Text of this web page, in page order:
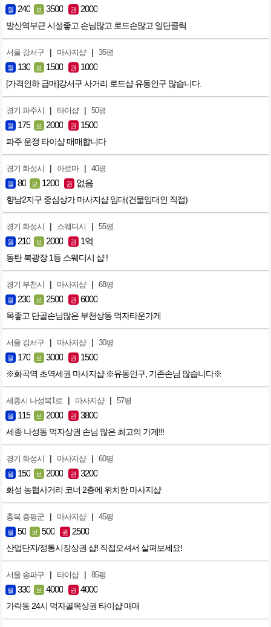
월 240 보 3500 권 2000
발산역부근 시설좋고 손님많고 로드손많고 일단클릭
서울 강서구 | 마사지샵 | 35평
월 130 보 1500 권 1000
[가격인하 급매]강서구 사거리 로드샵 유동인구 많습니다.
경기 파주시 | 타이샵 | 50평
월 175 보 2000 권 1500
파주 운정 타이샵 매매합니다
경기 화성시 | 아로마 | 40평
월 80 보 1200 권 없음
향남2지구 중심상가 마사지샵 임대(건물임대인 직접)
경기 화성시 | 스웨디시 | 55평
월 210 보 2000 권 1억
동탄 북광장 1등 스웨디시 샵 !
경기 부천시 | 마사지샵 | 68평
월 230 보 2500 권 6000
목좋고 단골손님많은 부천상동 먹자타운가게
서울 강서구 | 마사지샵 | 30평
월 170 보 3000 권 1500
※화곡역 초역세권 마사지샵 ※유동인구, 기존손님 많습니다※
세종시 나성북1로 | 마사지샵 | 57평
월 115 보 2000 권 3800
세종 나성동 먹자상권 손님 많은 최고의 가게!!!
경기 화성시 | 마사지샵 | 60평
월 150 보 2000 권 3200
화성 농협사거리 코너 2층에 위치한 마사지샵
충북 증평군 | 마사지샵 | 45평
월 50 보 500 권 2500
산업단지/정통시장상권 샵! 직접오셔서 살펴보세요!
서울 송파구 | 타이샵 | 85평
월 330 보 4000 권 4000
가락동 24시 먹자골목상권 타이샵 매매